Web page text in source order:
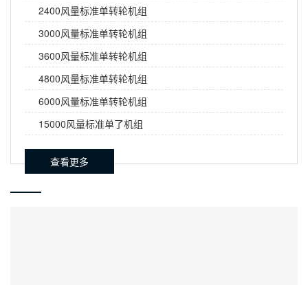
2400风量标准单转轮机组
3000风量标准单转轮机组
3600风量标准单转轮机组
4800风量标准单转轮机组
6000风量标准单转轮机组
15000风量标准单了机组
查看更多